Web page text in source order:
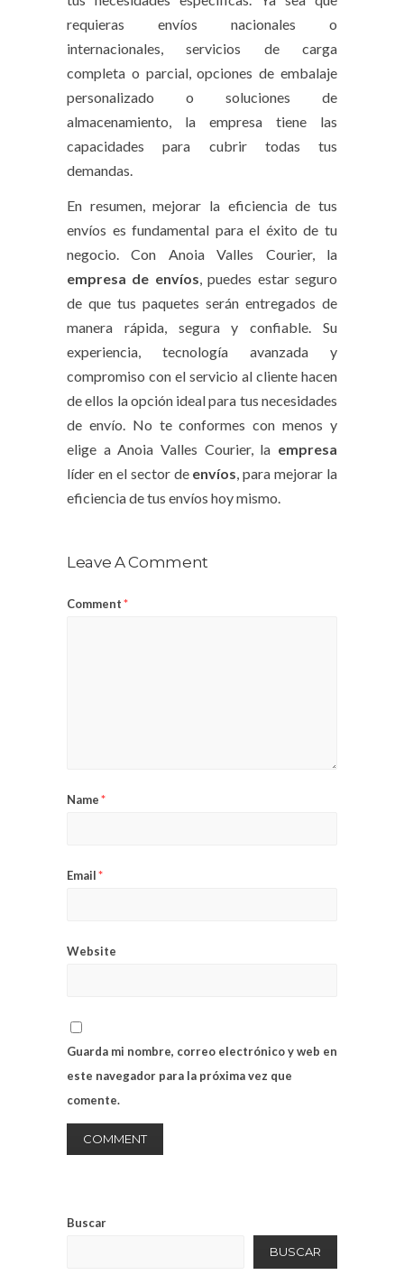
requieras envíos nacionales o
internacionales, servicios de carga
completa o parcial, opciones de embalaje
personalizado o soluciones de
almacenamiento, la empresa tiene las
capacidades para cubrir todas tus
demandas.
En resumen, mejorar la eficiencia de tus
envíos es fundamental para el éxito de tu
negocio. Con Anoia Valles Courier, la
empresa de envíos, puedes estar seguro
de que tus paquetes serán entregados de
manera rápida, segura y confiable. Su
experiencia, tecnología avanzada y
compromiso con el servicio al cliente hacen
de ellos la opción ideal para tus necesidades
de envío. No te conformes con menos y
elige a Anoia Valles Courier, la empresa
líder en el sector de envíos, para mejorar la
eficiencia de tus envíos hoy mismo.
Leave A Comment
Comment*
Name*
Email*
Website
Guarda mi nombre, correo electrónico y web en
este navegador para la próxima vez que
comente.
Buscar
BUSCAR